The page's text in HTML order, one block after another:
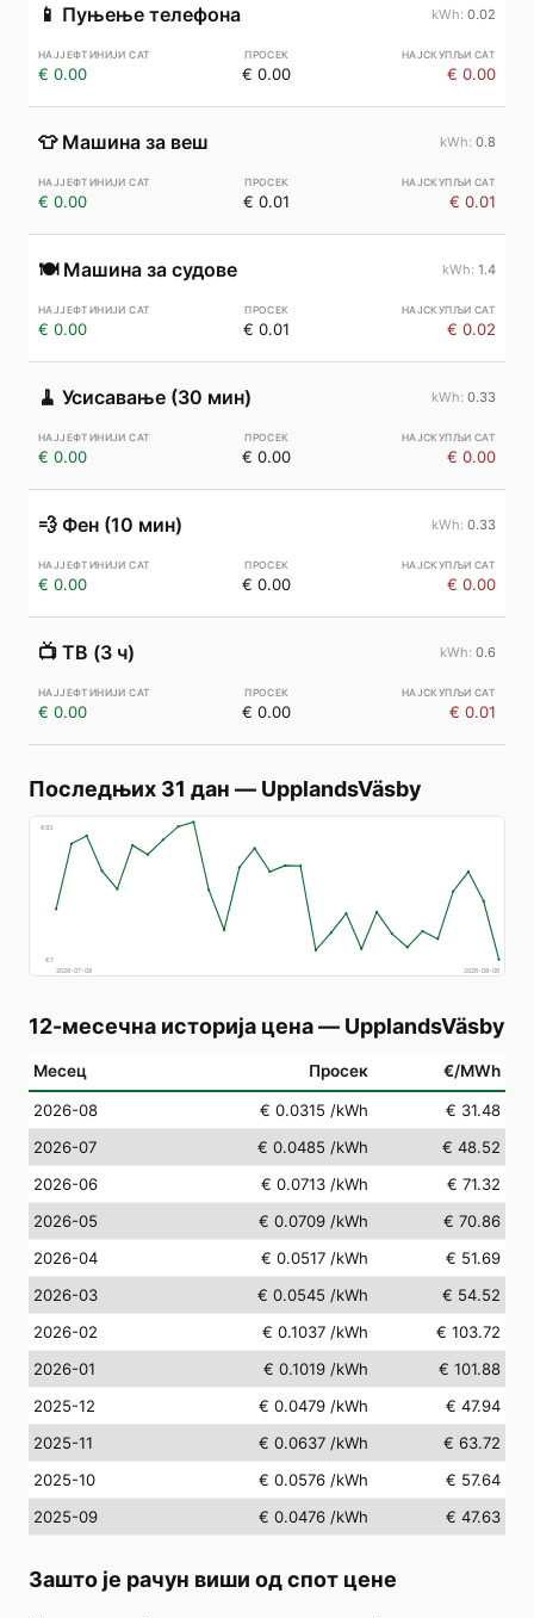
📱 Пуњење телефона 0.02
€ 0.00 € 0.00 € 0.00
👕 Машина за веш 0.8
€ 0.00 € 0.01 € 0.01
🍽️ Машина за судове 1.4
€ 0.00 € 0.01 € 0.02
🧹 Усисавање (30 мин) 0.33
€ 0.00 € 0.00 € 0.00
💨 Фен (10 мин) 0.33
€ 0.00 € 0.00 € 0.00
📺 ТВ (3 ч) 0.6
€ 0.00 € 0.00 € 0.01
Последњих 31 дан — UpplandsVäsby
€83
€7
2026-07-08
2026-08-06
12-месечна историја цена— UpplandsVäsby
Месец Просек €/MWh
2026-08 € 0.0315 /kWh
€ 31.48
2026-07
€ 0.0485 /kWh
€ 48.52
2026-06
€ 0.0713 /kWh
€ 71.32
2026-05
€ 0.0709 /kWh
€ 70.86
2026-04
€ 0.0517 /kWh
€ 51.69
2026-03
€ 0.0545 /kWh
€ 54.52
2026-02
€ 0.1037 /kWh
€ 103.72
2026-01
€ 0.1019 /kWh
€ 101.88
2025-12
€ 0.0479 /kWh
€ 47.94
2025-11
€ 0.0637 /kWh
€ 63.72
2025-10
€ 0.0576 /kWh
€ 57.64
2025-09
€ 0.0476 /kWh € 47.63
Зашто је рачун виши од спот цене